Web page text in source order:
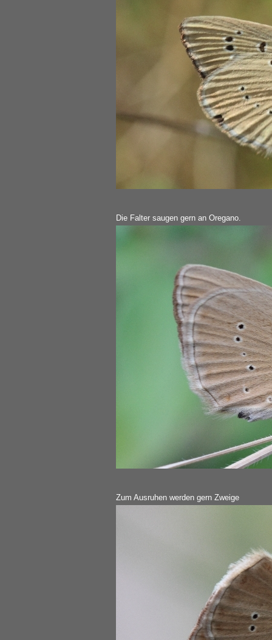
Die Falter saugen gern an Oregano.
Zum Ausruhen werden gern Zweige